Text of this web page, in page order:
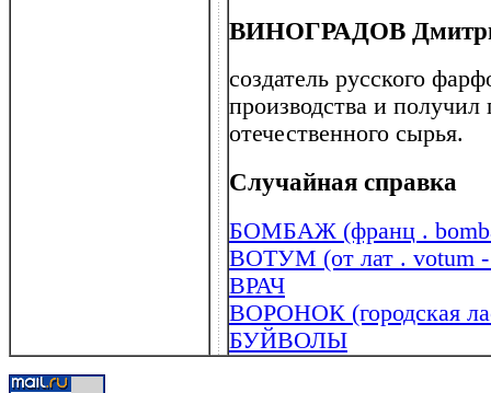
ВИНОГРАДОВ
создатель русского
производства и
отечественного сырья.
Случайная справка
БОМБАЖ (франц .
ВОТУМ (от лат . votum -
ВРАЧ
ВОРОНОК (городская
БУЙВОЛЫ